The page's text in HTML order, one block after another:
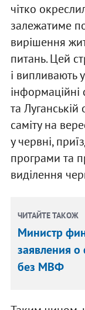
чітко
залежатиме
вирішення
питань. Цей
і випливають
та
саміту на
у червні,
програми та
виділення
ЧИТАЙТЕ ТАКОЖ
Министр
заявления
без МВФ